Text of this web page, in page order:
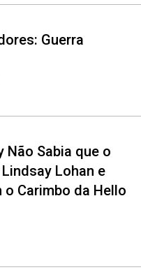
Guerra
Não Sabia que o
Lohan e
o Carimbo da Hello